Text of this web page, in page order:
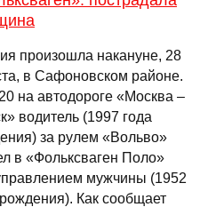
произошла накануне, 28
в Сафоновском районе.
на автодороге «Москва –
водитель (1997 года
за рулем «Вольво»
в «Фольксваген Поло»
мужчины (1952
Как сообщает